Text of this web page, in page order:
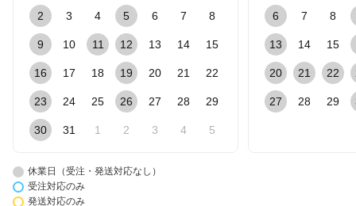
2 3 4 5 6 7 8
9 10 11 12 13 14 15
16 17 18 19 20 21 22
23 24 25 26 27 28 29
30 31 1 2 3 4 5
6 7 8
13 14 15
20 21 22
27 28 29
休業日（受注・発送対応なし）
受注対応のみ
発送対応のみ